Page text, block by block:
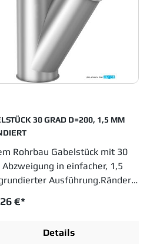
Industrien etabliert, die in
metallene
einsetzen.
30 GRAD D=200, 1,5 MM
Rohrbau Gabelstück mit 30
Abzweigung in einfacher, 1,5
Ausführung.Ränder
530 mm. JACOB
entwickelt und
€*
Details